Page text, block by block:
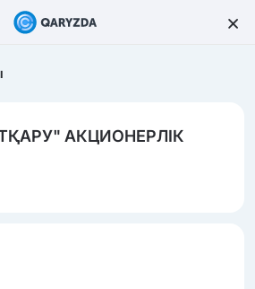
АКЦИОНЕРЛІК